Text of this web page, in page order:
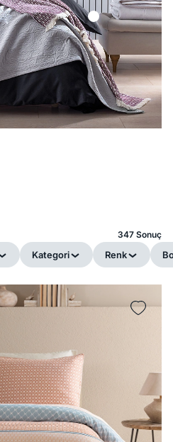
347 Sonuç
Kategori Renk